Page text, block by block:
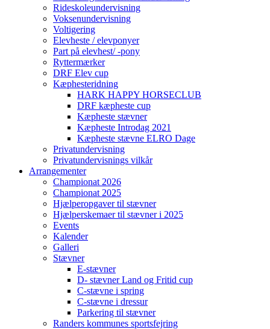
Rideskoleundervisning
Voksenundervisning
Voltigering
Elevheste / elevponyer
Part på elevhest/ -pony
Ryttermærker
DRF Elev cup
Kæphesteridning
HARK HAPPY HORSECLUB
DRF kæpheste cup
Kæpheste stævner
Kæpheste Introdag 2021
Kæpheste stævne ELRO Dage
Privatundervisning
Privatundervisnings vilkår
Arrangementer
Championat 2026
Championat 2025
Hjælperopgaver til stævner
Hjælperskemaer til stævner i 2025
Events
Kalender
Galleri
Stævner
E-stævner
D- stævner Land og Fritid cup
C-stævne i spring
C-stævne i dressur
Parkering til stævner
Randers kommunes sportsfejring